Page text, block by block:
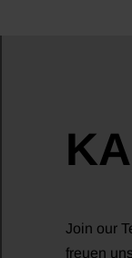
Join our
freuen